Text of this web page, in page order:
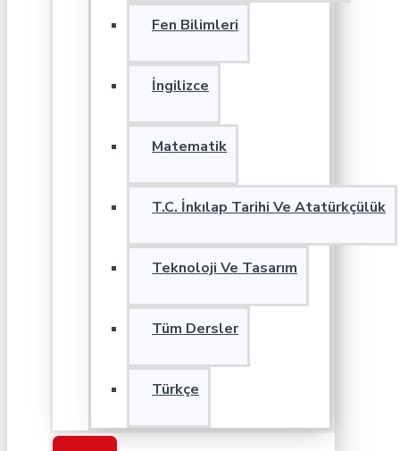
Fen Bilimleri
İngilizce
Matematik
T.C. İnkılap Tarihi Ve Atatürkçülük
Teknoloji Ve Tasarım
Tüm Dersler
Türkçe